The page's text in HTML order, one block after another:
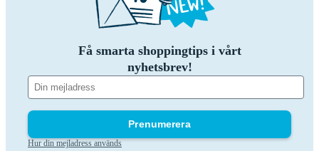
Få smarta shoppingtips i vårt
nyhetsbrev!
Prenumerera
Hur din mejladress används